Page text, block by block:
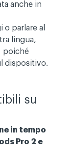
anche in
o parlare al
lingua,
poiché
dispositivo.
su
in tempo
Pro 2 e